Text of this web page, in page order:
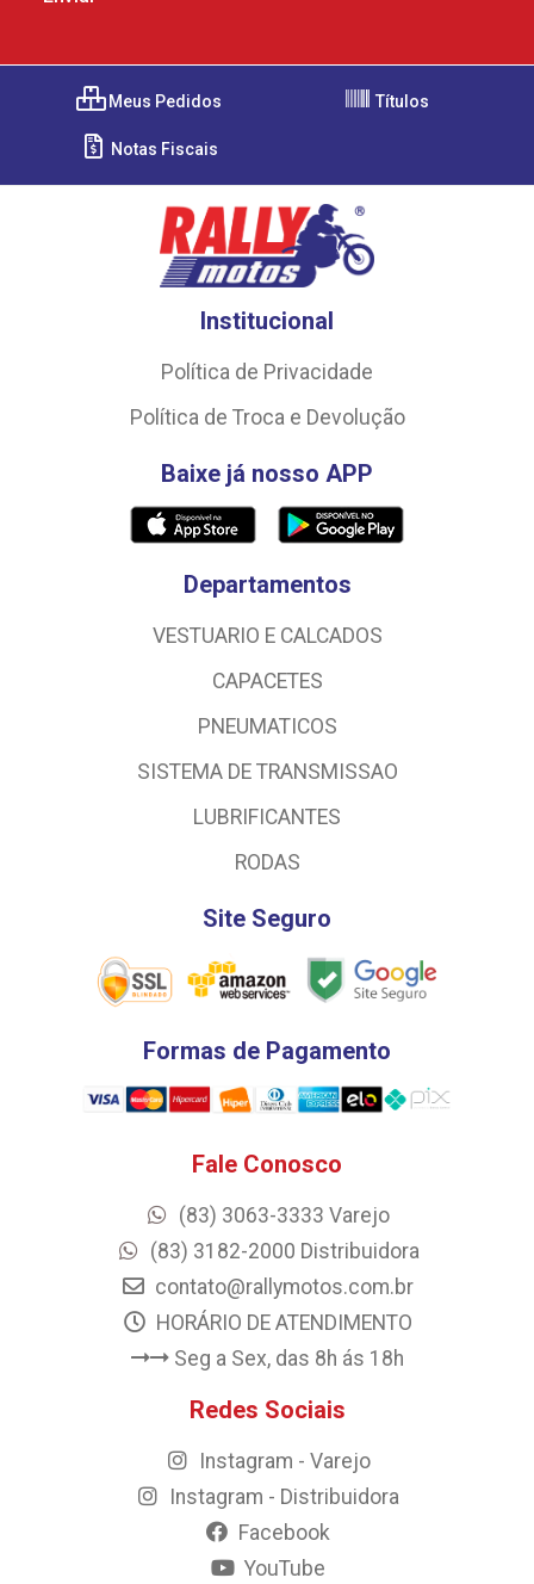
Meus Pedidos Títulos
Notas Fiscais
Institucional
Política de Privacidade
Política de Troca e Devolução
Baixe já nosso APP
Departamentos
VESTUARIO E CALCADOS
CAPACETES
PNEUMATICOS
SISTEMA DE TRANSMISSAO
LUBRIFICANTES
RODAS
Site Seguro
Formas de Pagamento
Fale Conosco
(83) 3063-3333 Varejo
(83) 3182-2000 Distribuidora
contato@rallymotos.com.br
HORÁRIO DE ATENDIMENTO
Seg a Sex, das 8h ás 18h
Redes Sociais
Instagram - Varejo
Instagram - Distribuidora
Facebook
YouTube